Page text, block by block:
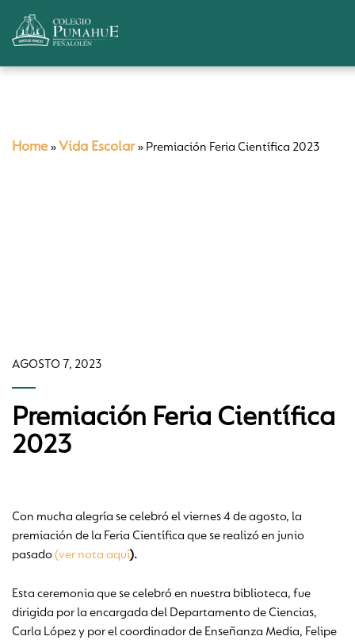
Home » Vida Escolar» Premiación Feria Científica 2023
AGOSTO 7, 2023
Premiación Feria Científica
2023
Con mucha alegría se celebró el viernes 4 de agosto, la
premiación de la Feria Científica que se realizó en junio
pasado(ver nota aquí­).
Esta ceremonia que se celebró en nuestra biblioteca, fue
dirigida por la encargada del Departamento de Ciencias,
Carla López y por el coordinador de Enseñanza Media, Felipe